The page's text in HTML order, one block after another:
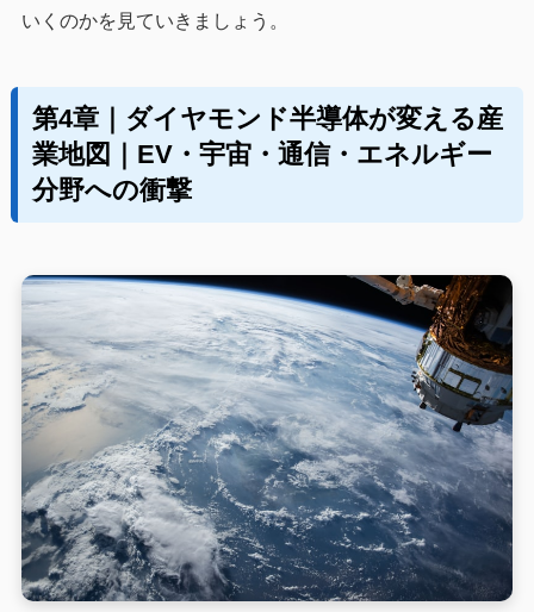
いくのかを見ていきましょう。
第4章｜ダイヤモンド半導体が変える産
業地図｜EV・宇宙・通信・エネルギー
分野への衝撃